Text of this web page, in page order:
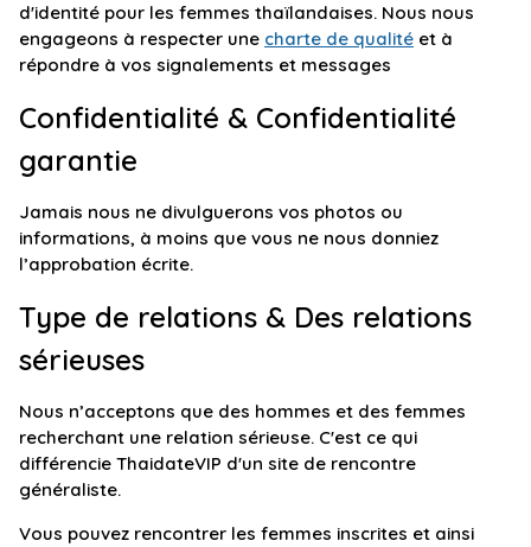
d'identité pour les femmes thaïlandaises. Nous nous
engageons à respecter une charte de qualité et à
répondre à vos signalements et messages
Confidentialité & Confidentialité
garantie
Jamais nous ne divulguerons vos photos ou
informations, à moins que vous ne nous donniez
l’approbation écrite.
Type de relations & Des relations
sérieuses
Nous n’acceptons que des hommes et des femmes
recherchant une relation sérieuse. C'est ce qui
différencie ThaidateVIP d'un site de rencontre
généraliste.
Vous pouvez rencontrer les femmes inscrites et ainsi